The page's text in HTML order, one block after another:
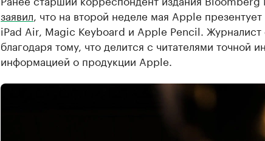
заявил , что на второй неделе мая Apple
iPad Air, Magic Keyboard и Apple Pencil. Журналист
благодаря тому, что делится с читателями точной
информацией о продукции Apple.